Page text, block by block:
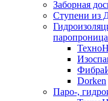
Заборная
Ступени из
Dorken
Паро-,